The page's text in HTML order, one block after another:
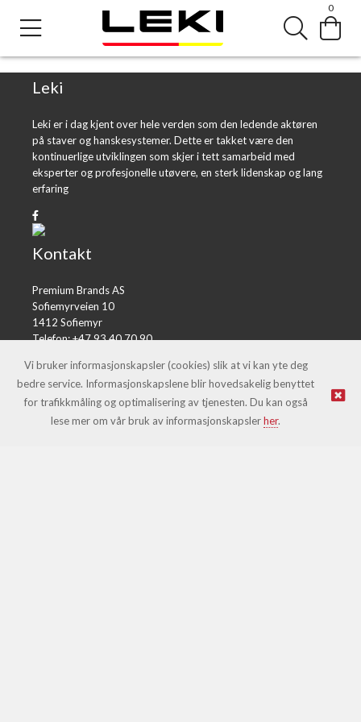
0
Error loading product page.
Object reference not set to an instance of an object.
Leki
Leki er i dag kjent over hele verden som den ledende aktøren
på staver og hanskesystemer. Dette er takket være den
kontinuerlige utviklingen som skjer i tett samarbeid med
eksperter og profesjonelle utøvere, en sterk lidenskap og lang
erfaring
Kontakt
Premium Brands AS
Sofiemyrveien 10
1412 Sofiemyr
Telefon: +47 93 40 70 90
© Leki |Nettbutikk levert av Kréatif
Vi bruker informasjonskapsler (cookies) slik at vi kan yte deg
bedre service. Informasjonskapslene blir hovedsakelig benyttet
for trafikkmåling og optimalisering av tjenesten. Du kan også
lese mer om vår bruk av informasjonskapslerher.